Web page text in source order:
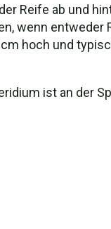
Reife ab und
wenn entweder
hoch und
ist an der